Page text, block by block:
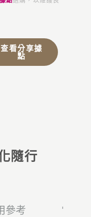
查看分享據
點
隨行
參考 常見